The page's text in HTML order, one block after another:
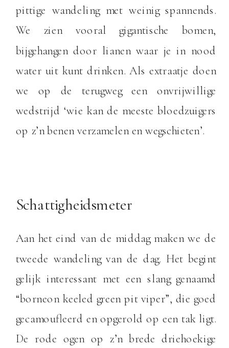
pittige wandeling met weinig spannends.
We zien vooral gigantische bomen,
bijgehangen door lianen waar je in nood
water uit kunt drinken. Als extraatje doen
we op de terugweg een onvrijwillige
wedstrijd ‘wie kan de meeste bloedzuigers
op z’n benen verzamelen en wegschieten’.
Schattigheidsmeter
Aan het eind van de middag maken we de
tweede wandeling van de dag. Het begint
gelijk interessant met een slang genaamd
“borneon keeled green pit viper”, die goed
gecamoufleerd en opgerold op een tak ligt.
De rode ogen op z’n brede driehoekige